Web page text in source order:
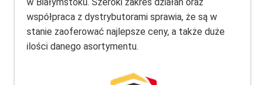
współpraca z dystrybutorami sprawia, że są w
stanie zaoferować najlepsze ceny, a także duże
ilości danego asortymentu.